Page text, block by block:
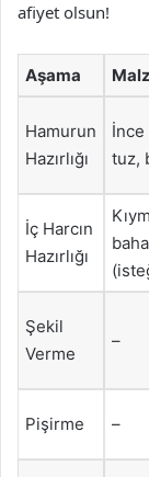
afiyet olsun!
Aşama
Hamurun
Hazırlığı
İnce
tuz,
İç Harcın
Hazırlığı
Şekil
Verme
–
Pişirme –